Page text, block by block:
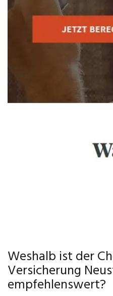
Weshalb ist der
Versicherung
empfehlenswert?